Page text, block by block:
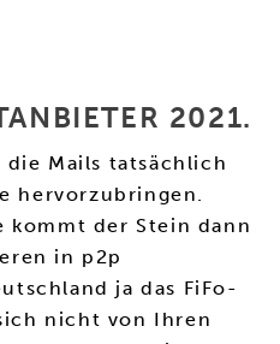
2021.
Mails tatsächlich
hervorzubringen.
kommt der Stein dann
in p2p
ja das FiFo-
nicht von Ihren